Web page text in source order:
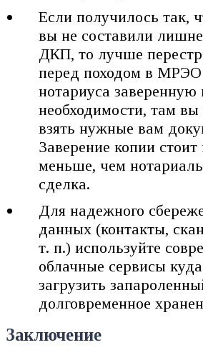
Если получилось так,
вы не составили
ДКП, то лучше
перед походом в МРЭО
нотариуса
необходимости, там вы
взять нужные вам
Заверение копии стоит
меньше, чем
сделка.
Для надежного
данных (контакты,
т. п.) используйте
облачные сервисы
загрузить
долговременное
Заключение